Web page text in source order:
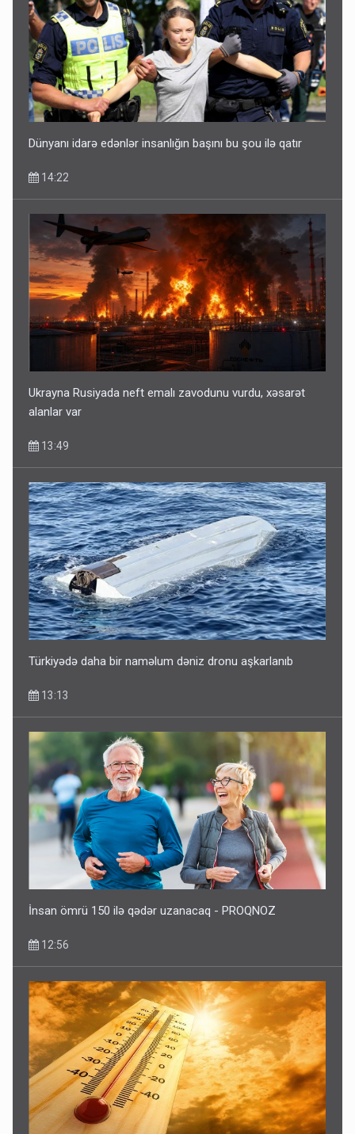
Dünyanı idarə edənlər insanlığın başını bu şou ilə qatır
14:22
Ukrayna Rusiyada neft emalı zavodunu vurdu, xəsarət
alanlar var
13:49
Türkiyədə daha bir naməlum dəniz dronu aşkarlanıb
13:13
İnsan ömrü 150 ilə qədər uzanacaq - PROQNOZ
12:56